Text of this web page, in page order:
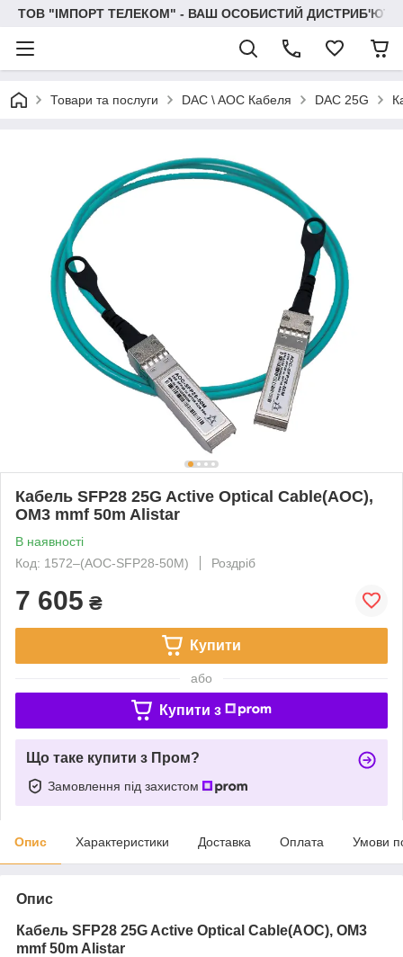
ТОВ "IМПОРТ ТЕЛЕКОМ" - ВАШ ОСОБИСТИЙ
Товари та послуги DAC \ AOC Кабеля DAC 25G
Кабель SFP28 25G Active Optical Cable(AOC),
OM3 mmf 50m Alistar
В наявності
Код: 1572‒(AOC-SFP28-50M)
Роздріб
7 605 ₴
Купити
або
Купити з
Що таке купити з Пром?
Замовлення під захистом
Опис Характеристики Доставка Оплата Умови
Опис
Кабель SFP28 25G Active Optical Cable(AOC), OM3
mmf 50m Alistar